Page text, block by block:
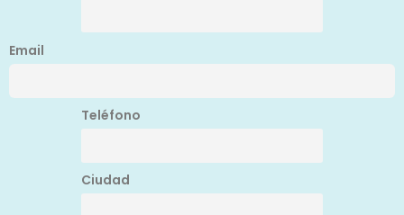
Email
Teléfono
Ciudad